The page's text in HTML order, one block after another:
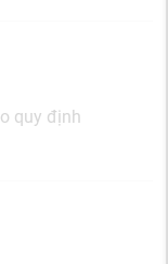
quy định